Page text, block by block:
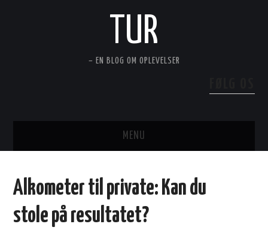
TUR
– EN BLOG OM OPLEVELSER
MENU
HUS OG HAVE
TEKNIK OG MOTOR
Alkometer til private: Kan du
stole på resultatet?